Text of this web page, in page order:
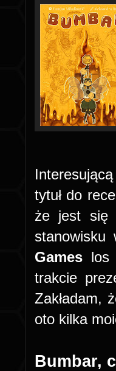
tytuł do
że jest się
Games los
trakcie
Zakładam,
oto kilka
Bumbar,